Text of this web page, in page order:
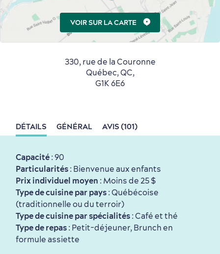
Tourisme responsable
Première visite
Histoire vivante
au petit-déjeuner
Compensation carbone
Croisières internationales
DÉTAILS GÉNÉRAL AVIS (101)
Capacité : 90
Particularités : Bienvenue aux enfants
Prix individuel moyen : Moins de 25 $
Type de cuisine par pays : Québécoise
(traditionnelle ou du terroir)
Type de cuisine par spécialités : Café et thé
Type de repas : Petit-déjeuner, Brunch en
formule assiette
330, rue de la Couronne
Québec, QC,
G1K 6E6
VOIR SUR LA CARTE